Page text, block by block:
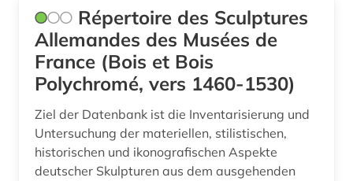
Répertoire des Sculptures
Allemandes des Musées de
France (Bois et Bois
Polychromé, vers 1460-1530)
Ziel der Datenbank ist die Inventarisierung und
Untersuchung der materiellen, stilistischen,
historischen und ikonografischen Aspekte
deutscher Skulpturen aus dem ausgehenden